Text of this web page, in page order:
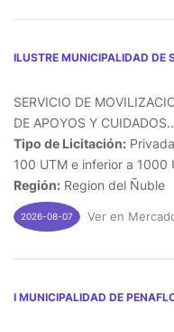
ILUSTRE MUNICIPALIDAD DE
SERVICIO DE
DE APOYOS Y
Tipo de Licitación:
100 UTM e inferior a 1000
Región: Region del Ñuble
2026-08-07 Ver en
I MUNICIPALIDAD DE